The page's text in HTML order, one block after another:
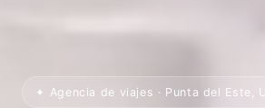
✦ Agencia de viajes · Punta del Este,